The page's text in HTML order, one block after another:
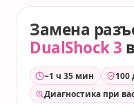
Замена
DualShock 3
~1 ч 35 мин
100
Диагностика при